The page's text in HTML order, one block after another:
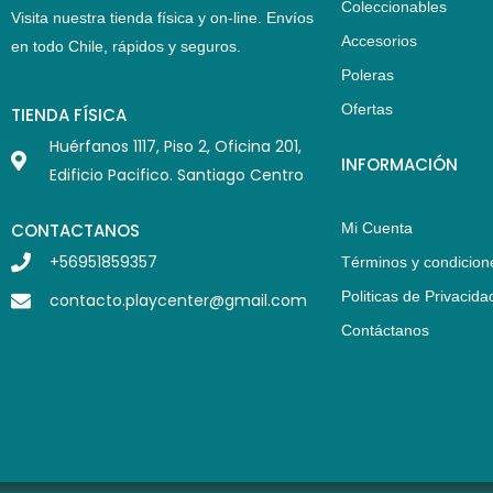
Visita nuestra tienda física y on-line. Envíos
en todo Chile, rápidos y seguros
TIENDA FÍSICA
Huérfanos 1117, Piso 2, Oficina 201,
Edificio Pacifico. Santiago Centro
CONTACTANOS
+56951859357
contacto.playcenter@gmail.com
Coleccionables
Accesorios
Poleras
Ofertas
INFORMACIÓN
Mi Cuenta
Términos y
Politicas de
Contáctanos